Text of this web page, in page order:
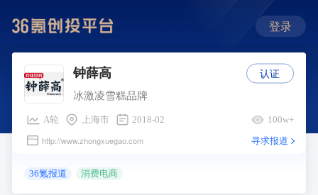
登录
钟薛高
冰激凌雪糕品牌
A轮 上海市 2018-02 100w+
http://www.zhongxuegao.com 寻求报道
36氪报道 消费电商
认证